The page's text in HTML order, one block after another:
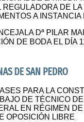
DE LA
A INSTANCIA
Dª PILAR
DE BODA EL DÍA
DE SAN PEDRO
PARA LA
DE TÉCNICO DE
EN RÉGIMEN DE
OPOSICIÓN LIBRE